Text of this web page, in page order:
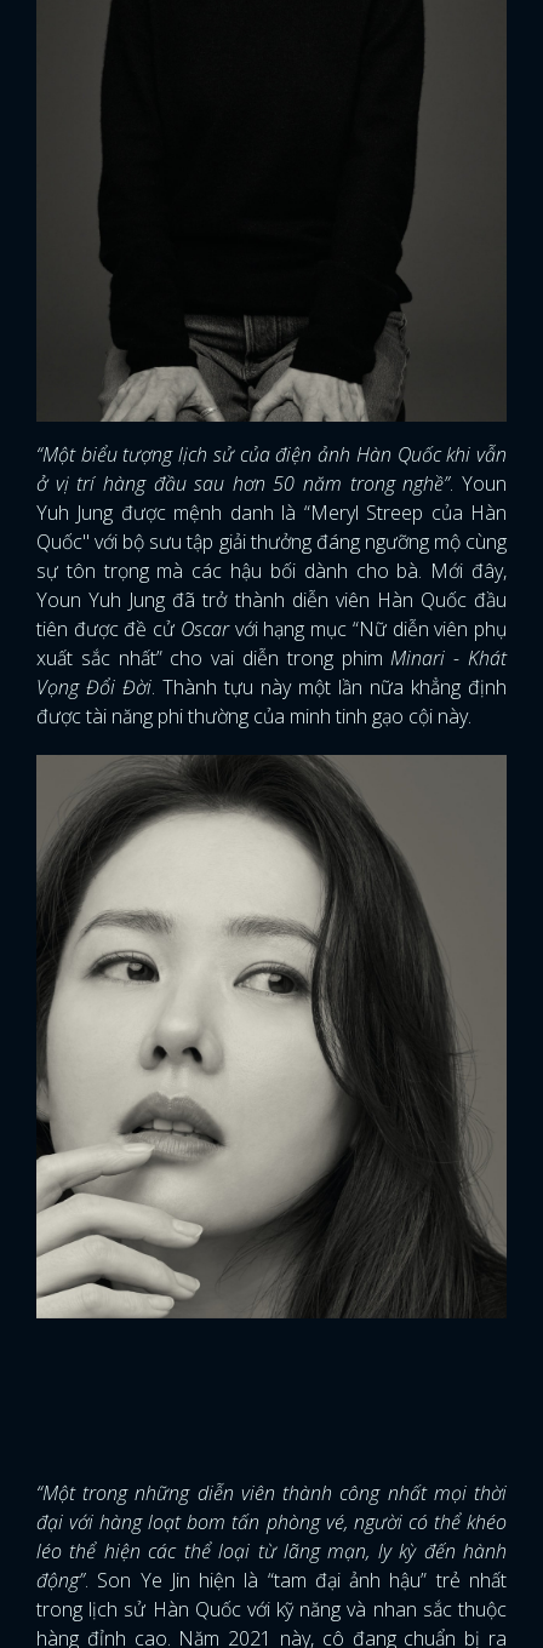
x
ĐĂNG NHẬP
“Một biểu tượng lịch sử của điện ảnh Hàn Quốc khi vẫn
ở vị trí hàng đầu sau hơn 50 năm trong nghề”. Youn
Yuh Jung được mệnh danh là “Meryl Streep của Hàn
Quốc" với bộ sưu tập giải thưởng đáng ngưỡng mộ cùng
sự tôn trọng mà các hậu bối dành cho bà. Mới đây,
Youn Yuh Jung đã trở thành diễn viên Hàn Quốc đầu
tiên được đề cử Oscarvới hạng mục “Nữ diễn viên phụ
xuất sắc nhất” cho vai diễn trong phimMinari - Khát
Vọng Đổi Đời. Thành tựu này một lần nữa khẳng định
được tài năng phi thường của minh tinh gạo cội này.
“Một trong những diễn viên thành công nhất mọi thời
đại với hàng loạt bom tấn phòng vé, người có thể khéo
léo thể hiện các thể loại từ lãng mạn, ly kỳ đến hành
động”. Son Ye Jin hiện là “tam đại ảnh hậu” trẻ nhất
trong lịch sử Hàn Quốc với kỹ năng và nhan sắc thuộc
hàng đỉnh cao. Năm 2021 này, cô đang chuẩn bị ra